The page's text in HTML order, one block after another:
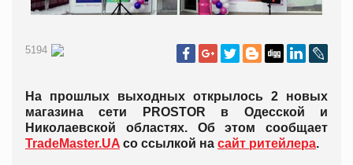
5194
На прошлых выходных открылось 2 новых
магазина сети PROSTOR в Одесской и
Николаевской областях. Об этом сообщает
TradeMaster.UA со ссылкой на сайт ритейлера.